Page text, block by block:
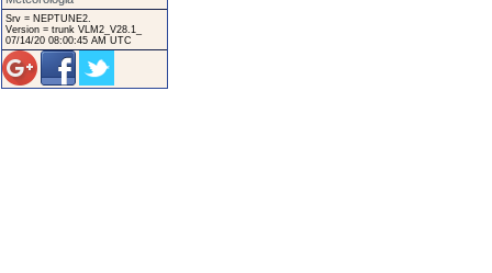
Srv = NEPTUNE2.
Version = trunk VLM2_V28.1_
07/14/20 08:00:45 AM UTC